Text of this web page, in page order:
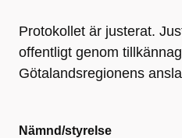
Protokollet är justerat.
offentligt genom
Götalandsregionens
Nämnd/styrelse